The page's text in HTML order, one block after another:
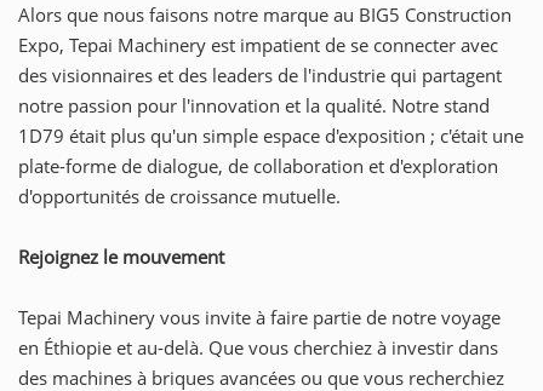
Alors que nous faisons notre marque au BIG5 Construction
Expo, Tepai Machinery est impatient de se connecter avec
des visionnaires et des leaders de l'industrie qui partagent
notre passion pour l'innovation et la qualité. Notre stand
1D79 était plus qu'un simple espace d'exposition ; c'était une
plate-forme de dialogue, de collaboration et d'exploration
d'opportunités de croissance mutuelle.
Rejoignez le mouvement
Tepai Machinery vous invite à faire partie de notre voyage
en Éthiopie et au-delà. Que vous cherchiez à investir dans
des machines à briques avancées ou que vous recherchiez